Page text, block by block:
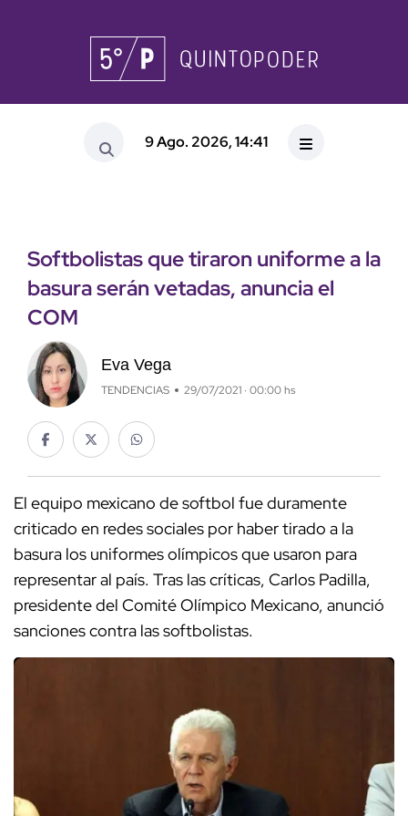
9 Ago. 2026, 14:41
Softbolistas que tiraron uniforme a la
basura serán vetadas, anuncia el
COM
Eva Vega
TENDENCIAS 29/07/2021 · 00:00 hs
El equipo mexicano de softbol fue duramente
criticado en redes sociales por haber tirado a la
basura los uniformes olímpicos que usaron para
representar al país. Tras las críticas, Carlos Padilla,
presidente del Comité Olímpico Mexicano, anunció
sanciones contra las softbolistas.